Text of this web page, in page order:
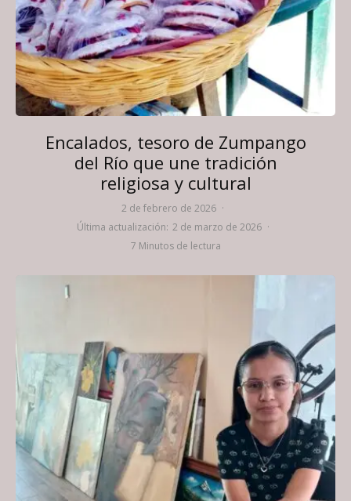
Encalados, tesoro de Zumpango
del Río que une tradición
religiosa y cultural
2 de febrero de 2026 ·
Última actualización: 2 de marzo de 2026 ·
7 Minutos de lectura